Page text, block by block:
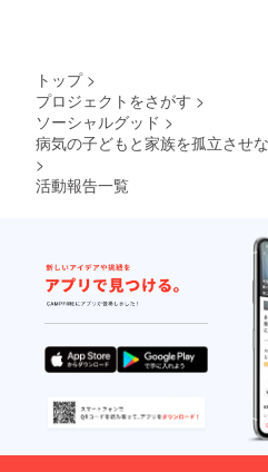
トップ >
プロジェクトをさがす >
ソーシャルグッド >
病気の子どもと家族を孤立させ
>
活動報告一覧